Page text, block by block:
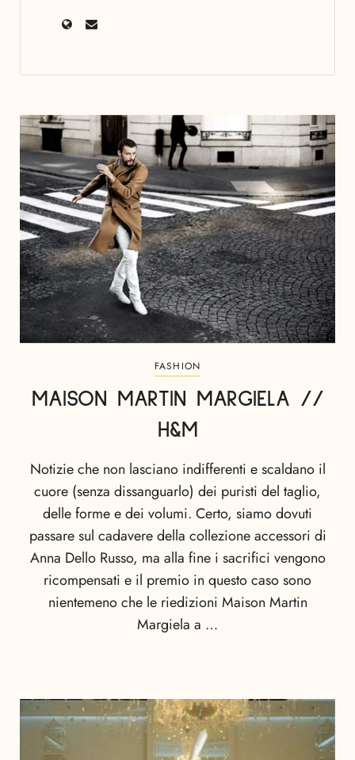
FASHION
MAISON MARTIN MARGIELA //
H&M
Notizie che non lasciano indifferenti e scaldano il
cuore (senza dissanguarlo) dei puristi del taglio,
delle forme e dei volumi. Certo, siamo dovuti
passare sul cadavere della collezione accessori di
Anna Dello Russo, ma alla fine i sacrifici vengono
ricompensati e il premio in questo caso sono
nientemeno che le riedizioni Maison Martin
Margiela a …